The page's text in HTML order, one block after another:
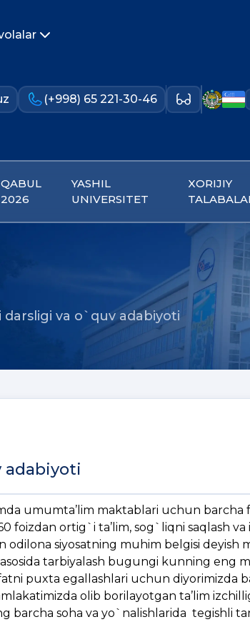
(+998) 65 221-30-46
QABUL
2026
YASHIL
UNIVERSITET
XORIJIY
darsligi va o`quv adabiyoti
adabiyoti
umumta’lim maktablari uchun
ortig`i ta’lim, sog`liqni saqlash va
siyosatning muhim belgisi deyish
tarbiyalash bugungi kunning eng
puxta egallashlari uchun diyorimizda
olib borilayotgan ta’lim
barcha soha va yo`nalishlarida tegishli